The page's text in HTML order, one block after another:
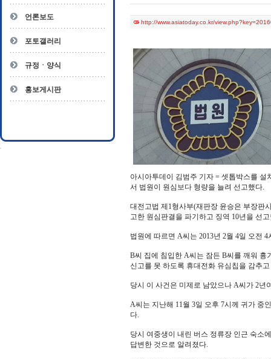
- 전문수련감독자
- 전문수련기관
언론보도
포토갤러리
규정ㆍ양식
홍보게시판
http://www.asiatoday.co.kr/
아시아투데이 김범주 기자 = 셋톱박스를
서 법원이 원심보다 형량을 늘려 선고했다.
대전고법 제1형사부(재판장 윤승은 부장판
고한 원심판결을 파기하고 징역 10년을 선
법원에 따르면 A씨는 2013년 2월 4일 오전
B씨 집에 침입한 A씨는 잠든 B씨를 깨워
신고를 못 하도록 휴대전화 유심칩을 감추
당시 이 사건은 미제로 남았으나 A씨가 2년
A씨는 지난해 11월 3일 오후 7시께 귀가 중
다.
당시 여중생이 내린 버스 정류장 인근 숙소
답변한 것으로 알려졌다.